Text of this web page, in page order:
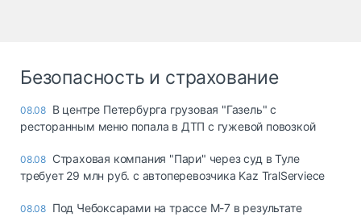
Безопасность и страхование
08.08 В центре Петербурга грузовая "Газель" с
ресторанным меню попала в ДТП с гужевой повозкой
08.08 Страховая компания "Пари" через суд в Туле
требует 29 млн руб. с автоперевозчика Kaz TralServiece
08.08 Под Чебоксарами на трассе М-7 в результате